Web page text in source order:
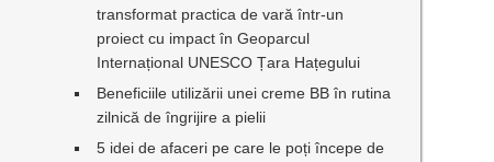
transformat practica de vară într-un
proiect cu impact în Geoparcul
Internațional UNESCO Țara Hațegului
Beneficiile utilizării unei creme BB în rutina
zilnică de îngrijire a pielii
5 idei de afaceri pe care le poți începe de